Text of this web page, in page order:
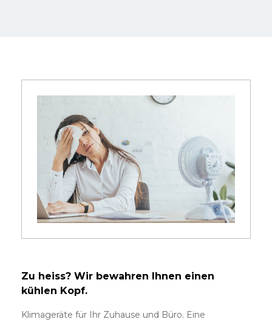
Zu heiss? Wir bewahren Ihnen einen
kühlen Kopf.
Klimageräte für Ihr Zuhause und Büro. Eine